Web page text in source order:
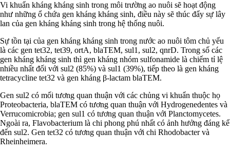
Vi khuẩn kháng kháng sinh trong môi trường ao nuôi sẽ hoạt động
như những ổ chứa gen kháng kháng sinh, điều này sẽ thúc đẩy sự lây
lan của gen kháng kháng sinh trong hệ thống nuôi.
Sự tồn tại của gen kháng kháng sinh trong nước ao nuôi tôm chủ yếu
là các gen tet32, tet39, ortA, blaTEM, sul1, sul2, qnrD. Trong số các
gen kháng kháng sinh thì gen kháng nhóm sulfonamide là chiếm tỉ lệ
nhiều nhất đối với sul2 (85%) và sul1 (39%), tiếp theo là gen kháng
tetracycline tet32 và gen kháng β-lactam blaTEM.
Gen sul2 có mối tương quan thuận với các chủng vi khuẩn thuộc họ
Proteobacteria, blaTEM có tương quan thuận với Hydrogenedentes và
Verrucomicrobia; gen sul1 có tương quan thuận với Planctomycetes.
Ngoài ra, Flavobacterium là chi phong phú nhất có ảnh hưởng đáng kể
đến sul2. Gen tet32 có tương quan thuận với chi Rhodobacter và
Rheinheimera.